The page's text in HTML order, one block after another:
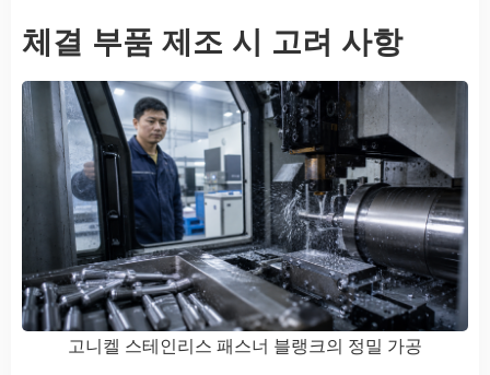
체결 부품 제조 시 고려 사항
고니켈 스테인리스 패스너 블랭크의 정밀 가공